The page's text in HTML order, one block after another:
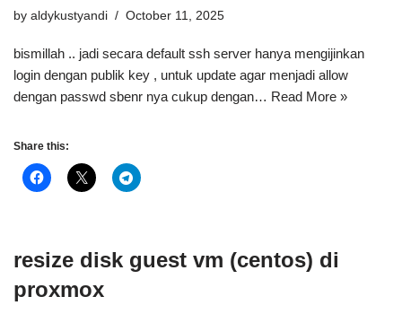
by aldykustyandi October 11, 2025
bismillah .. jadi secara default ssh server hanya mengijinkan
login dengan publik key , untuk update agar menjadi allow
dengan passwd sbenr nya cukup dengan… Read More »
Share this:
resize disk guest vm (centos) di
proxmox